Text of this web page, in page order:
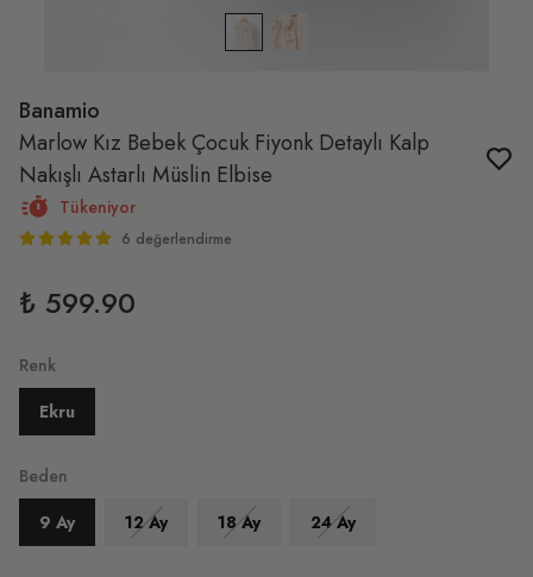
Banamio
Marlow Kız Bebek Çocuk Fiyonk Detaylı Kalp
Nakışlı Astarlı Müslin Elbise
Tükeniyor
6 değerlendirme
₺ 599.90
Renk
Ekru
Beden
9 Ay
12 Ay 18 Ay 24 Ay